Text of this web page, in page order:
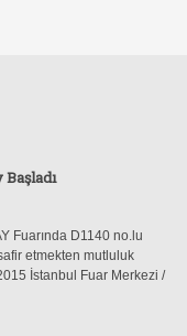
Fuarında D1140 no.lu
etmekten mutluluk
İstanbul Fuar Merkezi /